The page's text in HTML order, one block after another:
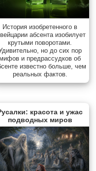
История изобретенного в
абсента изобилует
крутыми поворотами.
но до сих пор
мифов и предрассудков об
известно больше, чем
реальных фактов.
красота и ужас
подводных миров